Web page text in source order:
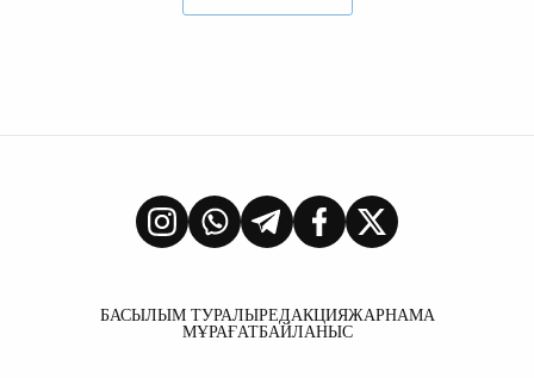
БАСЫЛЫМ ТУРАЛЫРЕДАКЦИЯЖАРНАМА
МҰРАҒАТБАЙЛАНЫС